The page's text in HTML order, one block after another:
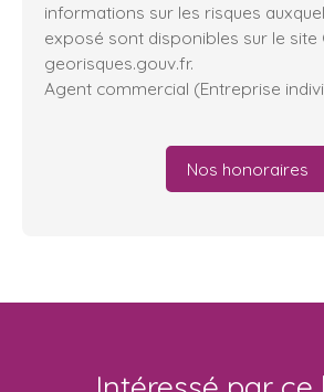
informations sur les risques
exposé sont disponibles sur le site
georisques.gouv.fr.
Agent commercial (Entreprise
Nos honoraires